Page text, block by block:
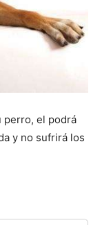
perro, el podrá
y no sufrirá los